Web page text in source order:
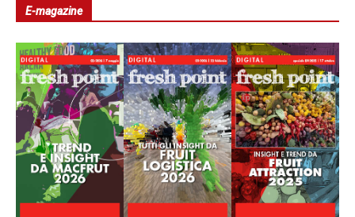
E-magazine